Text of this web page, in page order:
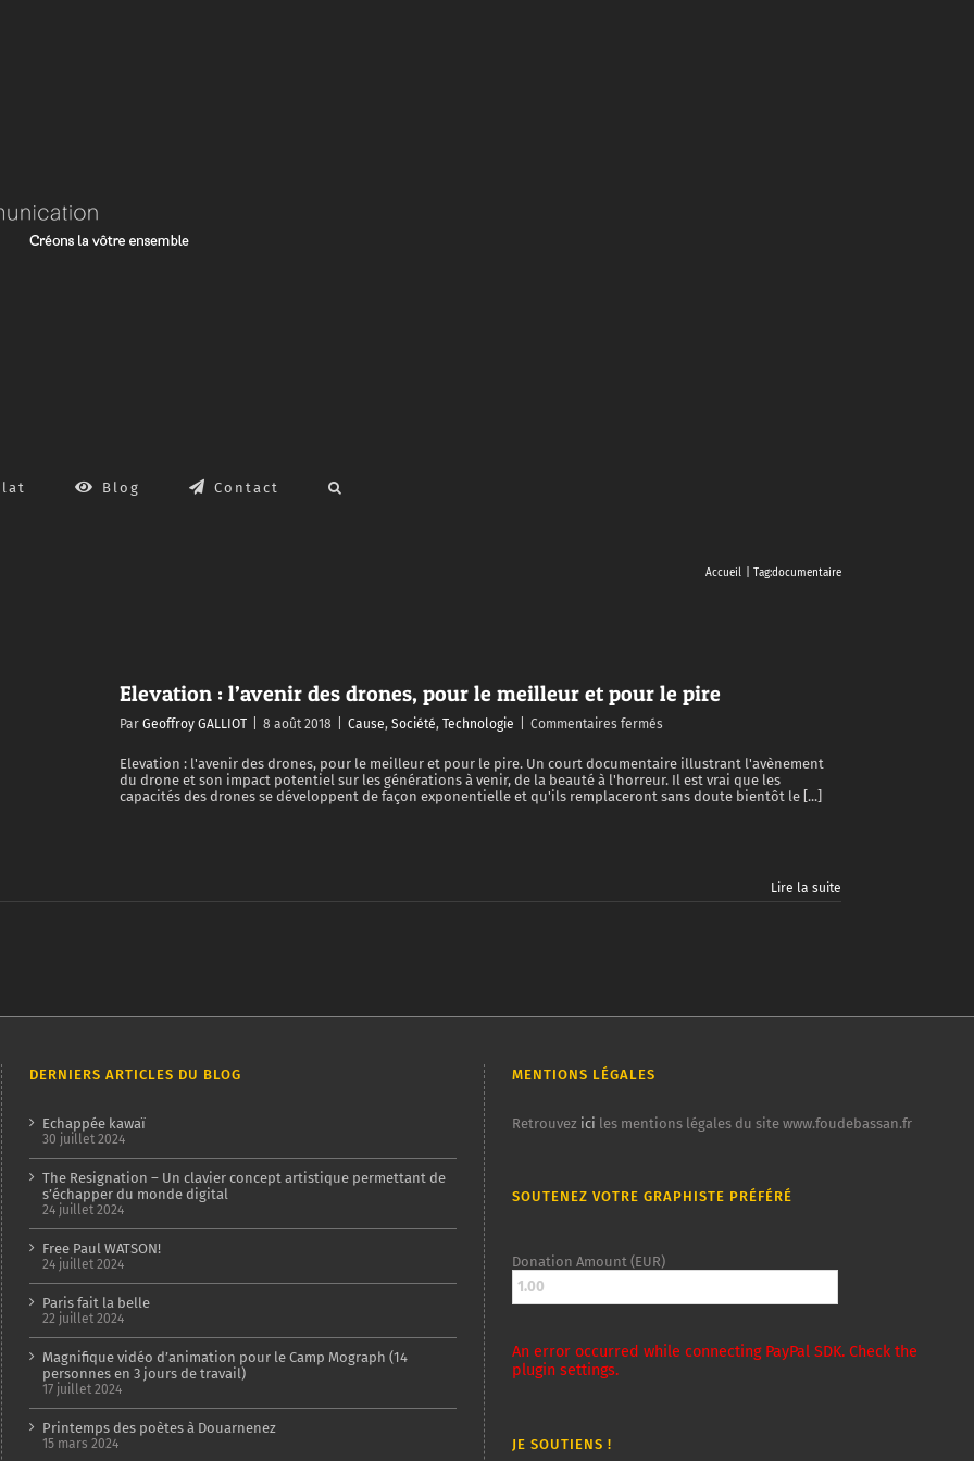
Blog Contact
Accueil Tag:documentaire
Elevation : l’avenir des drones, pour le meilleur et pour le pire
Par Geoffroy GALLIOT 8 août 2018 Cause, Société, Technologie Commentaires fermés
:
l’avenir
des
et
Elevation : l'avenir des drones, pour le meilleur et pour le pire. Un court documentaire illustrant l'avènement
du drone et son impact potentiel sur les générations à venir, de la beauté à l'horreur. Il est vrai que les
capacités des drones se développent de façon exponentielle et qu'ils remplaceront sans doute bientôt le [...]
Lire la suite
DERNIERS ARTICLES DU BLOG
Echappée kawaï
30 juillet 2024
The Resignation – Un clavier concept artistique permettant de
s’échapper du monde digital
24 juillet 2024
Free Paul WATSON!
24 juillet 2024
Paris fait la belle
22 juillet 2024
Magnifique vidéo d’animation pour le Camp Mograph (14
personnes en 3 jours de travail)
17 juillet 2024
Printemps des poètes à Douarnenez
15 mars 2024
MENTIONS LÉGALES
Retrouvez ici les mentions légales du site www.foudebassan.fr
SOUTENEZ VOTRE GRAPHISTE PRÉFÉRÉ
Donation Amount (EUR)
An error occurred while connecting PayPal SDK. Check the
plugin settings.
JE SOUTIENS !